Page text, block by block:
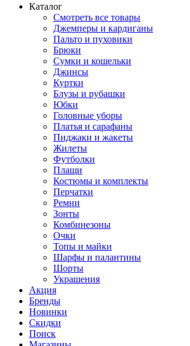
Каталог
Смотреть все товары
Джемперы и кардиганы
Пальто и пуховики
Брюки
Сумки и кошельки
Джинсы
Куртки
Блузы и рубашки
Юбки
Головные уборы
Платья и сарафаны
Пиджаки и жакеты
Жилеты
Футболки
Плащи
Костюмы и комплекты
Перчатки
Ремни
Зонты
Комбинезоны
Очки
Топы и майки
Шарфы и палантины
Шорты
Украшения
Акция
Бренды
Новинки
Скидки
Поиск